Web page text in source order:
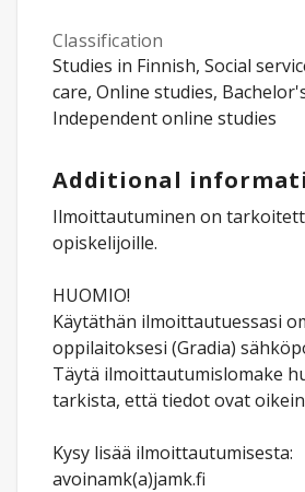
Classification
Studies in Finnish, Social
care, Online studies,
Independent online studies
Additional
Ilmoittautuminen on
opiskelijoille.
HUOMIO!
Käytäthän ilmoittautuessasi
oppilaitoksesi (Gradia)
Täytä ilmoittautumislomake
tarkista, että tiedot ovat
Kysy lisää ilmoittautumisesta:
avoinamk(a)jamk.fi